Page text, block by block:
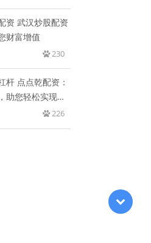
资 武汉炒股配资
财富增值
230
杆 点点乾配资：
助您轻松实现财
226